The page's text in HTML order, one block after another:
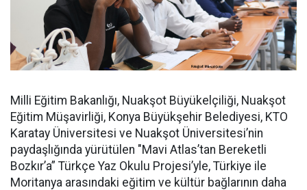
Milli Eğitim Bakanlığı, Nuakşot Büyükelçiliği, Nuakşot
Eğitim Müşavirliği, Konya Büyükşehir Belediyesi, KTO
Karatay Üniversitesi ve Nuakşot Üniversitesi’nin
paydaşlığında yürütülen "Mavi Atlas’tan Bereketli
Bozkır’a” Türkçe Yaz Okulu Projesi’yle, Türkiye ile
Moritanya arasındaki eğitim ve kültür bağlarının daha